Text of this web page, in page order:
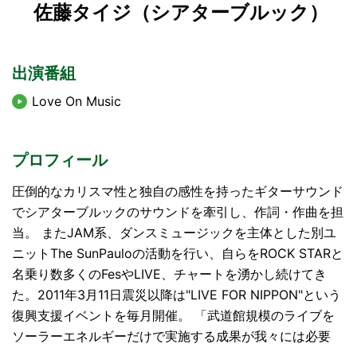
佐藤タイジ（シアターブルック）
出演番組
Love On Music
プロフィール
圧倒的なカリスマ性と独自の感性を持ったギターサウンド
でシアターブルックのサウンドを牽引し、作詞・作曲を担
当。 またJAM系、ダンスミュージックを主体とした別ユ
ニットThe SunPauloの活動を行い、自らをROCK STARと
名乗り数多くのFesやLIVE、チャートを湧かし続けてき
た。2011年3月11日震災以降は"LIVE FOR NIPPON"という
復興支援イベントを毎月開催。 「武道館規模のライブを
ソーラーエネルギーだけで実施する成果が我々には必要